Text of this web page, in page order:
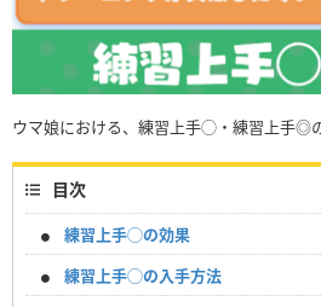
ウマ娘における、練習上手◯・練習上手◎
目次
練習上手◯の効果
練習上手◯の入手方法